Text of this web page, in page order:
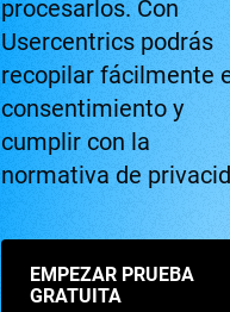
procesarlos. Con
Usercentrics podrás
recopilar fácilmente
consentimiento y
cumplir con la
normativa de
EMPEZAR PRUEBA
GRATUITA